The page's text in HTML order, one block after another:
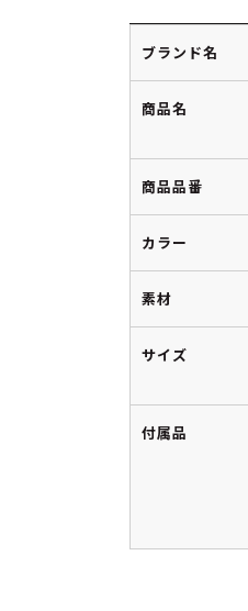
ブランド名
商品名
商品品番
カラー
素材
サイズ
付属品